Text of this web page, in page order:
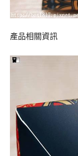
產品相關資訊